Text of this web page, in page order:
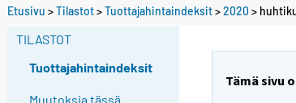
Etusivu >Tilastot>Tuottajahintaindeksit>2020 >
TILASTOT
Tuottajahintaindeksit
Muutoksia tässä
Tämä sivu